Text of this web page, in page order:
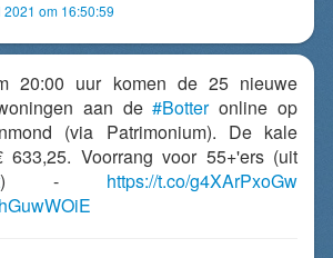
om 16:50:59
20:00 uur komen de 25 nieuwe
aan de#Botteronline op
(via Patrimonium). De kale
633,25. Voorrang voor 55+'ers (uit
) - https://t.co/g4XArPxoGw